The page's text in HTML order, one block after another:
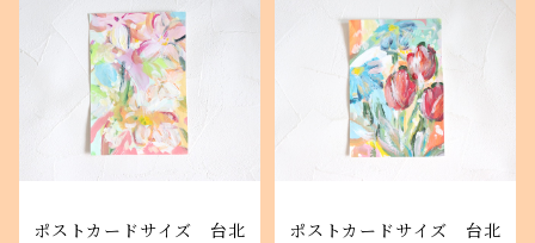
ポストカードサイズ 台北
ポストカードサイズ 台北